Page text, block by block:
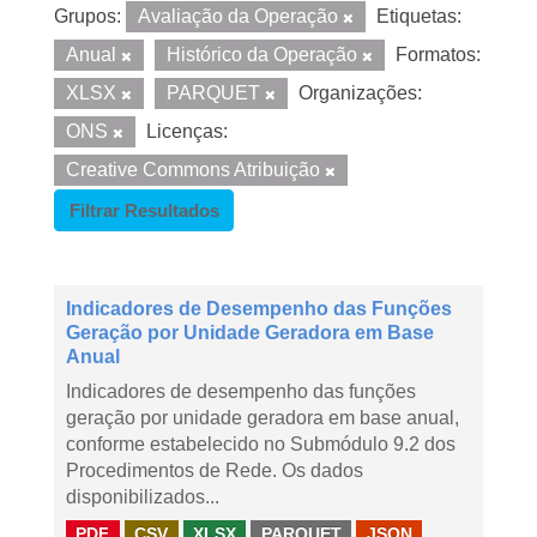
Grupos: Avaliação da Operação
Etiquetas:
Anual
Histórico da Operação
Formatos:
XLSX
PARQUET
Organizações:
ONS
Licenças:
Creative Commons Atribuição
Filtrar Resultados
Indicadores de Desempenho das Funções
Geração por Unidade Geradora em Base
Anual
Indicadores de desempenho das funções
geração por unidade geradora em base anual,
conforme estabelecido no Submódulo 9.2 dos
Procedimentos de Rede. Os dados
disponibilizados...